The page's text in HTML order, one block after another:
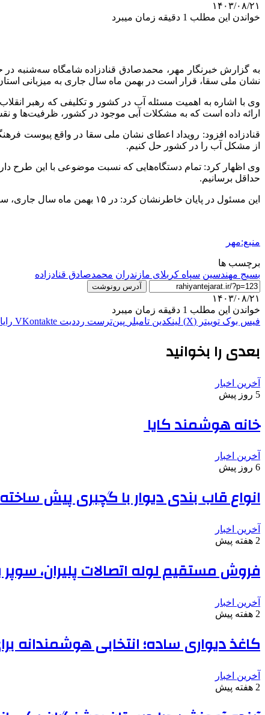
۱۴۰۳/۰۸/۲۱
خواندن این مطلب 1 دقیقه زمان میبرد
به گزارش خبرنگار مهر، محمدصادق قنادزاده شامگاه سه‌شنبه در
نشان ملی سقا، قرار است در بهمن ماه سال جاری به میزبانی
وی با اشاره به اهمیت مسئله آب در کشور و تکلیفی که رهبر
ارائه داده است که به مشکلات آبی موجود در کشور، ظرفیت‌ها و
قنادزاده افزود: رویداد اعطای نشان ملی سقا در واقع پیوست
از مشکل آب را در کشور حل کنیم.
وی اظهار کرد: تمام دستگاه‌هایی که نسبت موضوعی با این طرح
حداقل برسانیم.
این مسئول در پایان خاطرنشان کرد: در ۱۵ بهمن ماه سال جاری، سالروز ولادت باسعادت حضرت ابوالفضل
منبع:مهر
برچسب ها
بسیج مهندسین سپاه کربلای مازندران محمدصادق قنادزاده
آدرس رونوشت
۱۴۰۳/۰۸/۲۱
خواندن این مطلب 1 دقیقه زمان میبرد
فیس بوک توییتر (X) لینکدین ‫تامبلر ‫پین‌ترست ‫رددیت ‫VKontakte
بعدی را بخوانید
آخرین اخبار
5 روز پیش
خانه هوشمند کایا
آخرین اخبار
6 روز پیش
انواع قاب بندی دیوار با گچبری پیش
آخرین اخبار
2 هفته پیش
فروش مستقیم لوله اتصالات پلیران،
آخرین اخبار
2 هفته پیش
کاغذ دیواری ساده؛ انتخابی هوشمندانه
آخرین اخبار
2 هفته پیش